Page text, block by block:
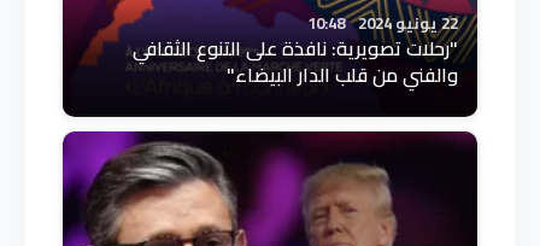
22 يونيو 2024 10:48
"رحلات تصويرية: نافذة على التنوع الثقافي
والفني من قلب الدار البيضاء"